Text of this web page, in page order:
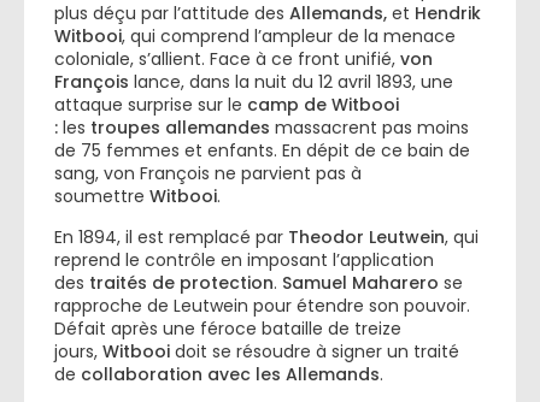
plus déçu par l’attitude des Allemands, et Hendrik
Witbooi, qui comprend l’ampleur de la menace
coloniale, s’allient. Face à ce front unifié, von
François lance, dans la nuit du 12 avril 1893, une
attaque surprise sur le camp de Witbooi
: les troupes allemandes massacrent pas moins
de 75 femmes et enfants. En dépit de ce bain de
sang, von François ne parvient pas à
soumettre Witbooi.
En 1894, il est remplacé par Theodor Leutwein, qui
reprend le contrôle en imposant l’application
des traités de protection. Samuel Maharero se
rapproche de Leutwein pour étendre son pouvoir.
Défait après une féroce bataille de treize
jours, Witbooi doit se résoudre à signer un traité
de collaboration avec les Allemands.